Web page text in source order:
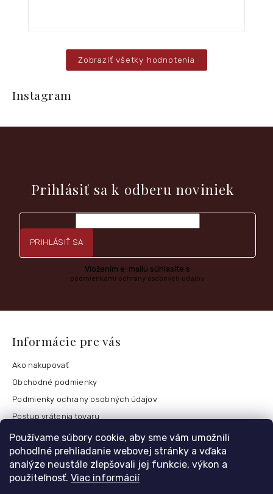
Používame súbory cookie, aby sme vám umožnili
pohodlné prehliadanie webovej stránky a vďaka
analýze neustále zlepšovali jej funkcie, výkon a
použiteľnosť. Viac informácií
Zobraziť všetky hodnotenia
t
Instagram
Prihlásiť sa k odberu noviniek
PRIHLÁSIŤ SA
Vložením e-mailu súhlasíte s
podmienkami ochrany osobných údajov
Informácie pre vás
Ako nakupovať
Obchodné podmienky
Podmienky ochrany osobných údajov
Postup vrátenia tovaru
Česko
Môj účet